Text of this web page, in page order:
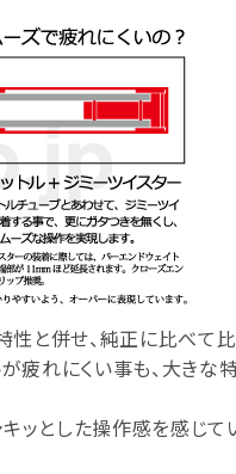
性と併せ、純正に比べて
疲れにくい事も、大きな
ッとした操作感を感じて